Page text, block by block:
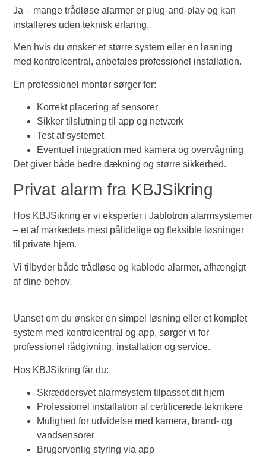
Ja – mange trådløse alarmer er plug-and-play og kan
installeres uden teknisk erfaring.
Men hvis du ønsker et større system eller en løsning
med kontrolcentral, anbefales professionel installation.
En professionel montør sørger for:
Korrekt placering af sensorer
Sikker tilslutning til app og netværk
Test af systemet
Eventuel integration med kamera og overvågning
Det giver både bedre dækning og større sikkerhed.
Privat alarm fra KBJSikring
Hos KBJSikring er vi eksperter i Jablotron alarmsystemer
– et af markedets mest pålidelige og fleksible løsninger
til private hjem.
Vi tilbyder både trådløse og kablede alarmer, afhængigt
af dine behov.
Uanset om du ønsker en simpel løsning eller et komplet
system med kontrolcentral og app, sørger vi for
professionel rådgivning, installation og service.
Hos KBJSikring får du:
Skræddersyet alarmsystem tilpasset dit hjem
Professionel installation af certificerede teknikere
Mulighed for udvidelse med kamera, brand- og
vandsensorer
Brugervenlig styring via app